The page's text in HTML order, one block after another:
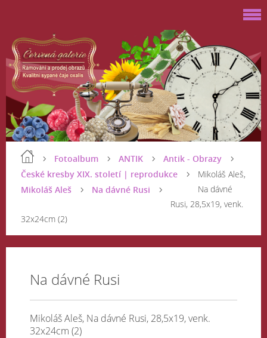
Fotoalbum ANTIK
Antik - Obrazy
České kresby XIX. století | reprodukce
Mikoláš Aleš
Na dávné Rusi
Mikoláš Aleš,
Na dávné
Rusi, 28,5x19, venk.
32x24cm (2)
Na dávné Rusi
Mikoláš Aleš, Na dávné Rusi, 28,5x19, venk.
32x24cm (2)